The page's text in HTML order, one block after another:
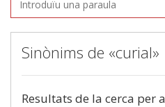
Sinònims de «curial»
Resultats de la cerca per